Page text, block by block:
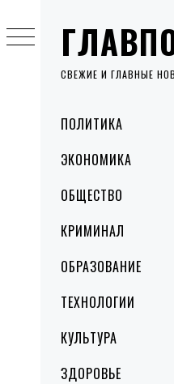
СВЕЖИЕ И ГЛАВНЫЕ
MenuПОЛИТИКА
ЭКОНОМИКА
ОБЩЕСТВО
КРИМИНАЛ
ОБРАЗОВАНИЕ
ТЕХНОЛОГИИ
КУЛЬТУРА
ЗДОРОВЬЕ
to
content